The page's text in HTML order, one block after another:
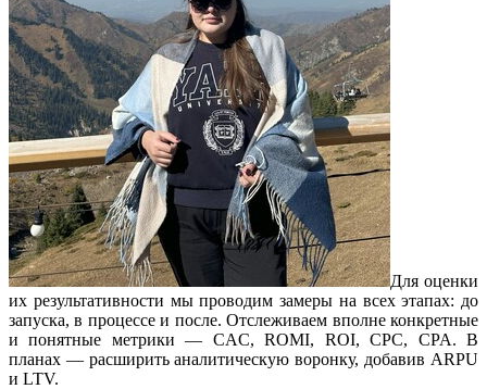
Для оценки
их результативности мы проводим замеры на всех этапах: до
запуска, в процессе и после. Отслеживаем вполне конкретные
и понятные метрики — CAC, ROMI, ROI, CPC, CPA. В
планах — расширить аналитическую воронку, добавив ARPU
и LTV.